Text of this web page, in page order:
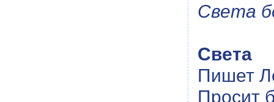
Света
Света
Пишет
Просит